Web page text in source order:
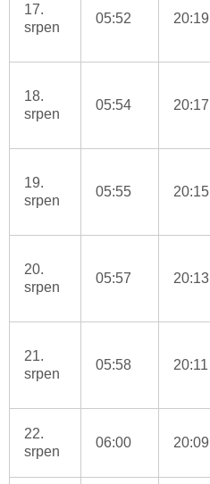
17.
srpen
05:52 20:19
18.
srpen
05:54 20:17
19.
srpen
05:55 20:15
20.
srpen
05:57 20:13
21.
srpen
05:58 20:11
22.
srpen
06:00 20:09